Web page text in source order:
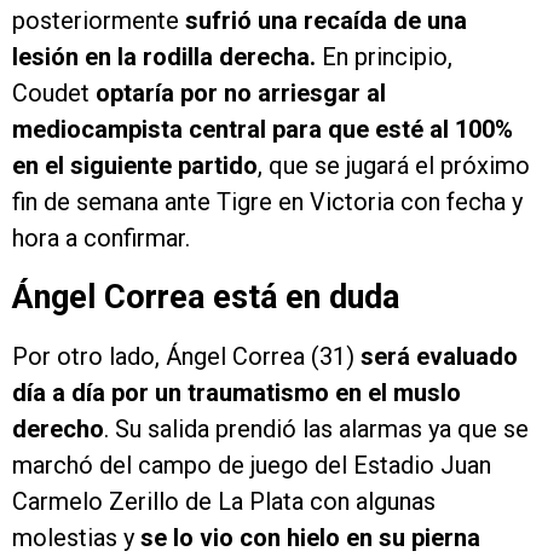
posteriormente sufrió una recaída de una
lesión en la rodilla derecha. En principio,
Coudet optaría por no arriesgar al
mediocampista central para que esté al 100%
en el siguiente partido, que se jugará el próximo
fin de semana ante Tigre en Victoria con fecha y
hora a confirmar.
Ángel Correa está en duda
Por otro lado, Ángel Correa (31) será evaluado
día a día por un traumatismo en el muslo
derecho. Su salida prendió las alarmas ya que se
marchó del campo de juego del Estadio Juan
Carmelo Zerillo de La Plata con algunas
molestias y se lo vio con hielo en su pierna